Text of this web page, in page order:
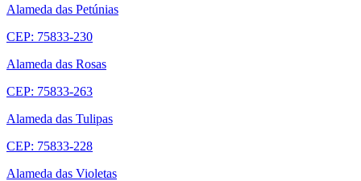
Alameda das Petúnias
CEP: 75833-230
Alameda das Rosas
CEP: 75833-263
Alameda das Tulipas
CEP: 75833-228
Alameda das Violetas